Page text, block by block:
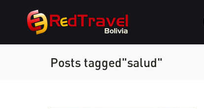
Posts tagged"salud"